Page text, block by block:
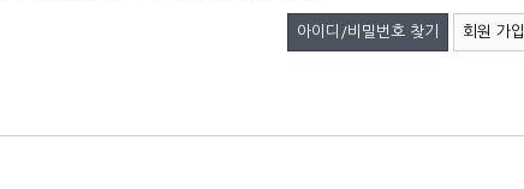
아이디/비밀번호 찾기 회원 가입